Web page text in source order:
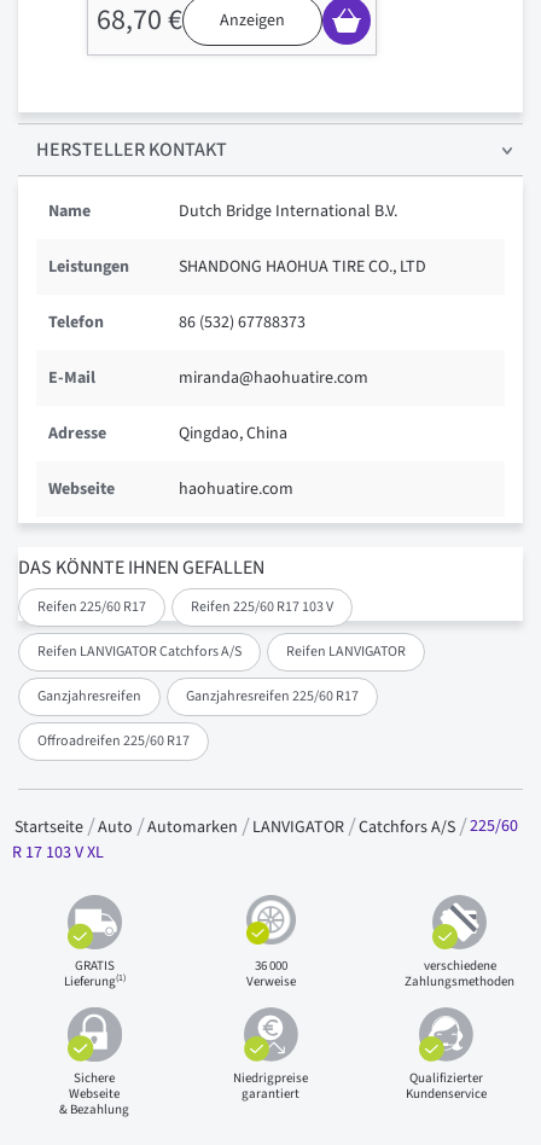
DAS KÖNNTE IHNEN GEFALLEN
Reifen 225/60 R17 Reifen 225/60 R17 103 V
Reifen LANVIGATOR Catchfors A/S Reifen LANVIGATOR
Ganzjahresreifen Ganzjahresreifen 225/60 R17
Offroadreifen 225/60 R17
68,70 € Anzeigen
HERSTELLER KONTAKT
Name Dutch Bridge International B.V.
Leistungen SHANDONG HAOHUA TIRE CO., LTD
Telefon 86 (532) 67788373
E-Mail miranda@haohuatire.com
Adresse Qingdao, China
Webseite haohuatire.com
Startseite Auto Automarken LANVIGATOR Catchfors A/S 225/60
R 17 103 V XL
GRATIS
Lieferung(1)
36 000
Verweise
verschiedene
Zahlungsmethoden
Sichere
Webseite
& Bezahlung
Niedrigpreise
garantiert
Qualifizierter
Kundenservice